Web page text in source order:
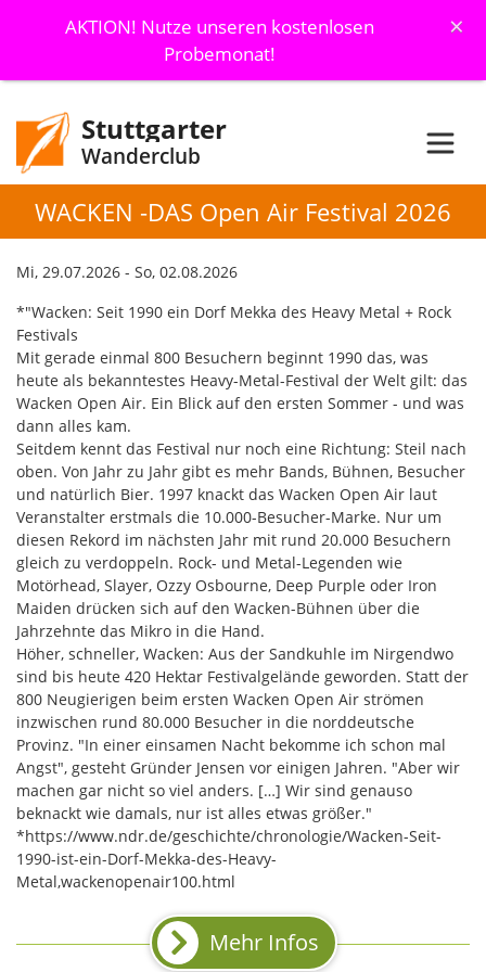
AKTION! Nutze unseren kostenlosen
Probemonat!
×
Stuttgarter
Wanderclub
WACKEN -DAS Open Air Festival 2026
Mi, 29.07.2026 - So, 02.08.2026
*"Wacken: Seit 1990 ein Dorf Mekka des Heavy Metal + Rock
Festivals
Mit gerade einmal 800 Besuchern beginnt 1990 das, was
heute als bekanntestes Heavy-Metal-Festival der Welt gilt: das
Wacken Open Air. Ein Blick auf den ersten Sommer - und was
dann alles kam.
Seitdem kennt das Festival nur noch eine Richtung: Steil nach
oben. Von Jahr zu Jahr gibt es mehr Bands, Bühnen, Besucher
und natürlich Bier. 1997 knackt das Wacken Open Air laut
Veranstalter erstmals die 10.000-Besucher-Marke. Nur um
diesen Rekord im nächsten Jahr mit rund 20.000 Besuchern
gleich zu verdoppeln. Rock- und Metal-Legenden wie
Motörhead, Slayer, Ozzy Osbourne, Deep Purple oder Iron
Maiden drücken sich auf den Wacken-Bühnen über die
Jahrzehnte das Mikro in die Hand.
Höher, schneller, Wacken: Aus der Sandkuhle im Nirgendwo
sind bis heute 420 Hektar Festivalgelände geworden. Statt der
800 Neugierigen beim ersten Wacken Open Air strömen
inzwischen rund 80.000 Besucher in die norddeutsche
Provinz. "In einer einsamen Nacht bekomme ich schon mal
Angst", gesteht Gründer Jensen vor einigen Jahren. "Aber wir
machen gar nicht so viel anders. […] Wir sind genauso
beknackt wie damals, nur ist alles etwas größer."
*https://www.ndr.de/geschichte/chronologie/Wacken-Seit-
1990-ist-ein-Dorf-Mekka-des-Heavy-
Metal,wackenopenair100.html
Mehr Infos